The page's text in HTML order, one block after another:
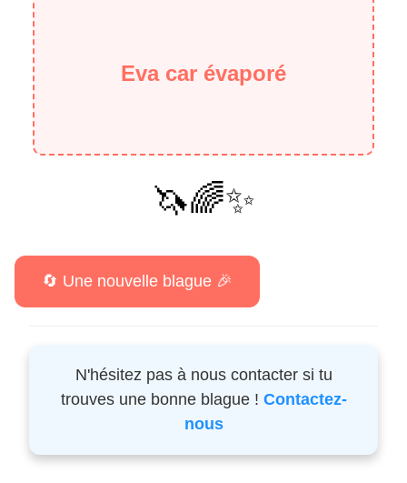
Eva car évaporé
🦄🌈✨
N'hésitez pas à nous contacter si tu
trouves une bonne blague ! Contactez-
nous